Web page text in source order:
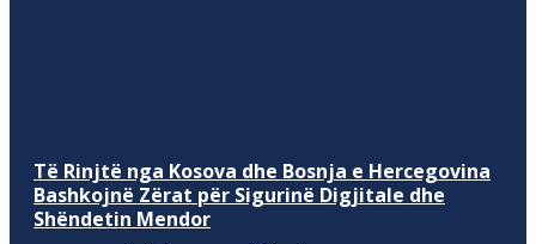
Të Rinjtë nga Kosova dhe Bosnja e Hercegovina
Bashkojnë Zërat për Sigurinë Digjitale dhe
Shëndetin Mendor